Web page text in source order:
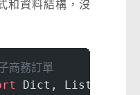
和資料結構，沒
商務訂單
Dict, List